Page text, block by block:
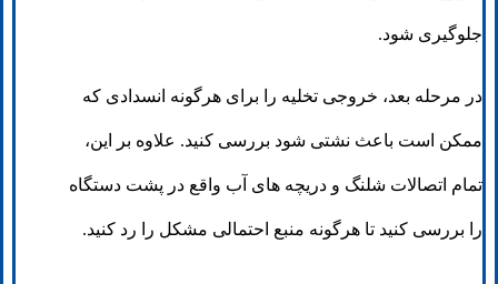
جلوگیری شود.
در مرحله بعد، خروجی تخلیه را برای هرگونه انسدادی که
ممکن است باعث نشتی شود بررسی کنید. علاوه بر این،
تمام اتصالات شلنگ و دریچه های آب واقع در پشت دستگاه
را بررسی کنید تا هرگونه منبع احتمالی مشکل را رد کنید.